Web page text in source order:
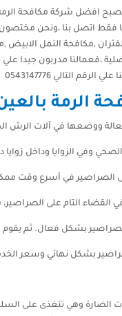
افضل شركة مكافحة
فقط اتصل بنا ،ونحن
,مكافحة النمل الابيض
،فعمالنا مدربون
التالي 0543147776
الرمة
ووضعها في آلات الرش
وفي الزوايا وداخل
على الصراصير في أسرع وقت
القضاء التام على
بشكل فعال. ثم يقوم
بشكل نهائي وسعر
الضارة وهي تتغذى على